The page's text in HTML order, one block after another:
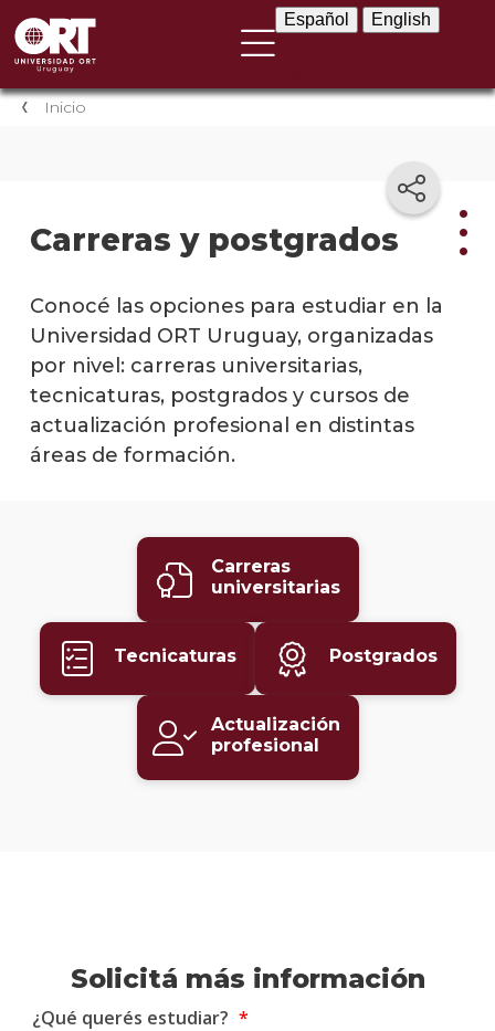
Español English
Inicio
Carreras y postgrados
Conocé las opciones para estudiar en la
Universidad ORT Uruguay, organizadas
por nivel: carreras universitarias,
tecnicaturas, postgrados y cursos de
actualización profesional en distintas
áreas de formación.
Carreras
universitarias
Tecnicaturas Postgrados
Actualización
profesional
Solicitá más información
¿Qué querés estudiar?